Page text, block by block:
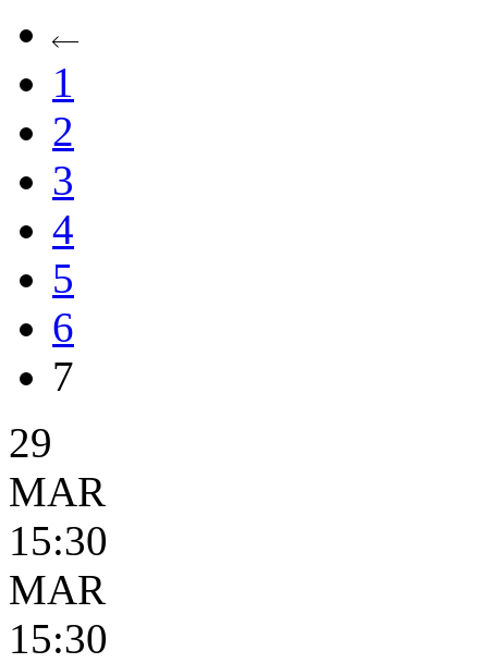
1
2
3
4
5
6
7
29
MAR
15:30
MAR
15:30